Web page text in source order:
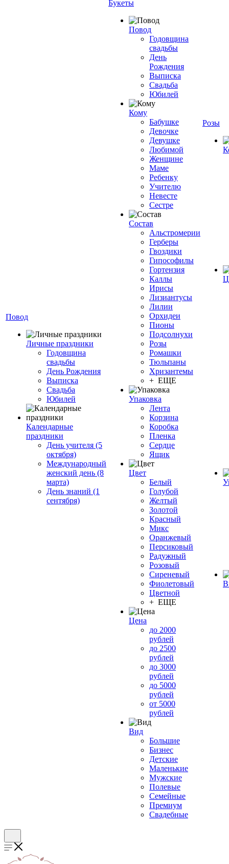
Повод
Личные праздники
Годовщина
свадьбы
День Рождения
Выписка
Свадьба
Юбилей
Календарные
праздники
День учителя (5
октября)
Международный
женский день (8
марта)
День знаний (1
сентября)
Букеты
Повод
Годовщина
свадьбы
День
Рождения
Выписка
Свадьба
Юбилей
Кому
Бабушке
Девочке
Девушке
Любимой
Женщине
Маме
Ребенку
Учителю
Невесте
Сестре
Состав
Альстромерии
Герберы
Гвоздики
Гипософилы
Гортензия
Каллы
Ирисы
Лизиантусы
Лилии
Орхидеи
Пионы
Подсолнухи
Розы
Ромашки
Тюльпаны
Хризантемы
+ ЕЩЕ
Упаковка
Лента
Корзина
Коробка
Пленка
Сердце
Ящик
Цвет
Белый
Голубой
Желтый
Золотой
Красный
Микс
Оранжевый
Персиковый
Радужный
Розовый
Сиреневый
Фиолетовый
Цветной
+ ЕЩЕ
Цена
до 2000
рублей
до 2500
рублей
до 3000
рублей
до 5000
рублей
от 5000
рублей
Вид
Большие
Бизнес
Детские
Маленькие
Мужские
Полевые
Семейные
Премиум
Свадебные
Розы